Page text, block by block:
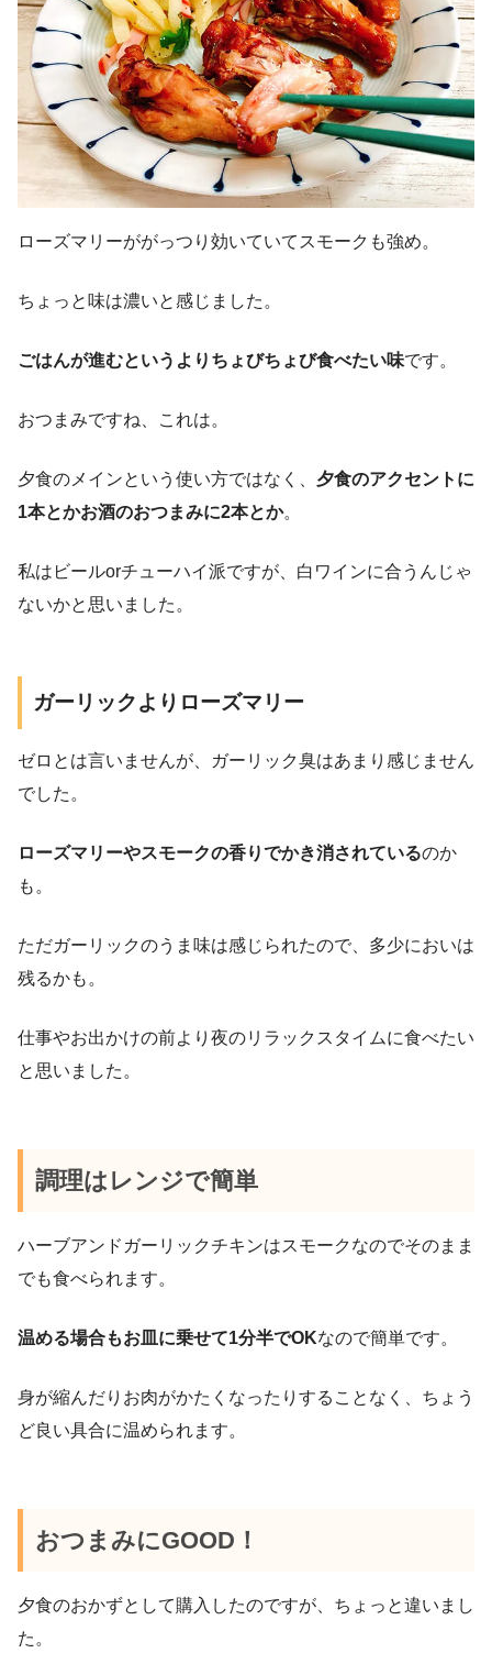
ローズマリーががっつり効いていてスモークも強め。
ちょっと味は濃いと感じました。
ごはんが進むというよりちょびちょび食べたい味です。
おつまみですね、これは。
夕食のメインという使い方ではなく、 夕食のアクセントに
1本とかお酒のおつまみに2本とか。
私はビールorチューハイ派ですが、白ワインに合うんじゃ
ないかと思いました。
ガーリックよりローズマリー
ゼロとは言いませんが、ガーリック臭はあまり感じません
でした。
ローズマリーやスモークの香りでかき消されているのか
も。
ただガーリックのうま味は感じられたので、多少においは
残るかも。
仕事やお出かけの前より夜のリラックスタイムに食べたい
と思いました。
調理はレンジで簡単
ハーブアンドガーリックチキンはスモークなのでそのまま
でも食べられます。
温める場合もお皿に乗せて1分半でOKなので簡単です。
身が縮んだりお肉がかたくなったりすることなく、ちょう
ど良い具合に温められます。
おつまみにGOOD！
夕食のおかずとして購入したのですが、ちょっと違いまし
た。